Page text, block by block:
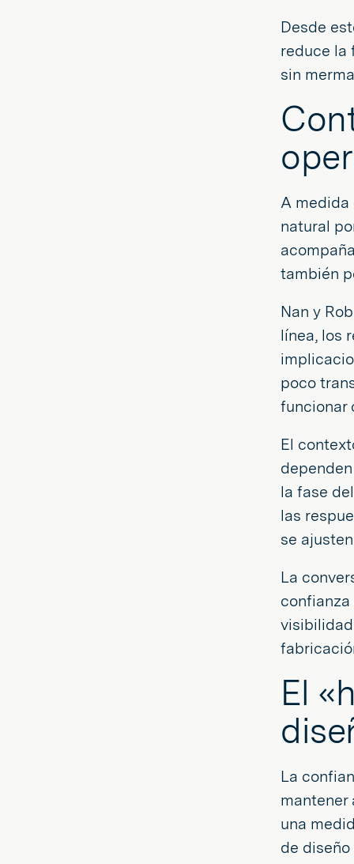
Desde
reduce la
sin
A medida
natural
también
Nan y
línea, los
poco
funcionar
El
la fase
las
se
La
El
La
mantener
una
de